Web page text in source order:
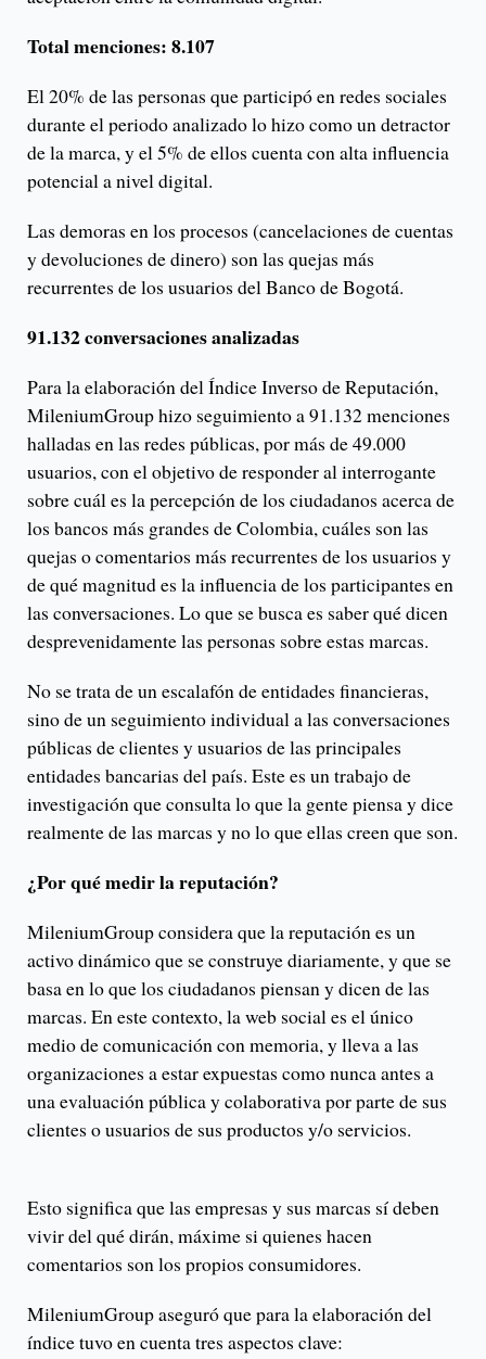
Total menciones: 8.107
El 20% de las personas que participó en redes sociales
durante el periodo analizado lo hizo como un detractor
de la marca, y el 5% de ellos cuenta con alta influencia
potencial a nivel digital.
Las demoras en los procesos (cancelaciones de cuentas
y devoluciones de dinero) son las quejas más
recurrentes de los usuarios del Banco de Bogotá.
91.132 conversaciones analizadas
Para la elaboración del Índice Inverso de Reputación,
MileniumGroup hizo seguimiento a 91.132 menciones
halladas en las redes públicas, por más de 49.000
usuarios, con el objetivo de responder al interrogante
sobre cuál es la percepción de los ciudadanos acerca de
los bancos más grandes de Colombia, cuáles son las
quejas o comentarios más recurrentes de los usuarios y
de qué magnitud es la influencia de los participantes en
las conversaciones. Lo que se busca es saber qué dicen
desprevenidamente las personas sobre estas marcas.
No se trata de un escalafón de entidades financieras,
sino de un seguimiento individual a las conversaciones
públicas de clientes y usuarios de las principales
entidades bancarias del país. Este es un trabajo de
investigación que consulta lo que la gente piensa y dice
realmente de las marcas y no lo que ellas creen que son.
¿Por qué medir la reputación?
MileniumGroup considera que la reputación es un
activo dinámico que se construye diariamente, y que se
basa en lo que los ciudadanos piensan y dicen de las
marcas. En este contexto, la web social es el único
medio de comunicación con memoria, y lleva a las
organizaciones a estar expuestas como nunca antes a
una evaluación pública y colaborativa por parte de sus
clientes o usuarios de sus productos y/o servicios.
Esto significa que las empresas y sus marcas sí deben
vivir del qué dirán, máxime si quienes hacen
comentarios son los propios consumidores.
MileniumGroup aseguró que para la elaboración del
índice tuvo en cuenta tres aspectos clave: